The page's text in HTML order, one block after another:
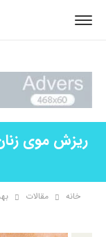
ریزش موی
خانه مقالات